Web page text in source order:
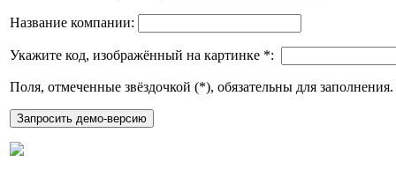
Название компании:
Укажите код, изображённый на картинке *:
Поля, отмеченные звёздочкой (*), обязательны для заполнения.